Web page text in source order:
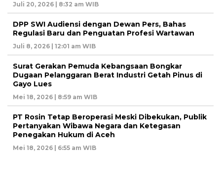
Juli 20, 2026 | 8:32 am WIB
DPP SWI Audiensi dengan Dewan Pers, Bahas
Regulasi Baru dan Penguatan Profesi Wartawan
Juli 8, 2026 | 12:01 am WIB
Surat Gerakan Pemuda Kebangsaan Bongkar
Dugaan Pelanggaran Berat Industri Getah Pinus di
Gayo Lues
Mei 18, 2026 | 8:59 am WIB
PT Rosin Tetap Beroperasi Meski Dibekukan, Publik
Pertanyakan Wibawa Negara dan Ketegasan
Penegakan Hukum di Aceh
Mei 18, 2026 | 6:55 am WIB